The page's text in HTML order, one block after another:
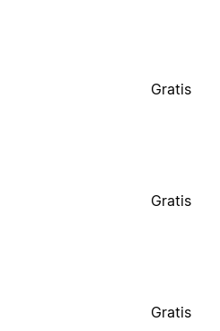
Gratis
Gratis
Gratis